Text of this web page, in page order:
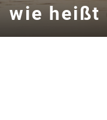
wie heißt